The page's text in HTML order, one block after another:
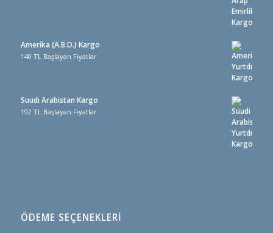
Amerika (A.B.D.) Kargo
140 TL Başlayan Fiyatlar
Suudi Arabistan Kargo
192 TL Başlayan Fiyatlar
ÖDEME SEÇENEKLERİ